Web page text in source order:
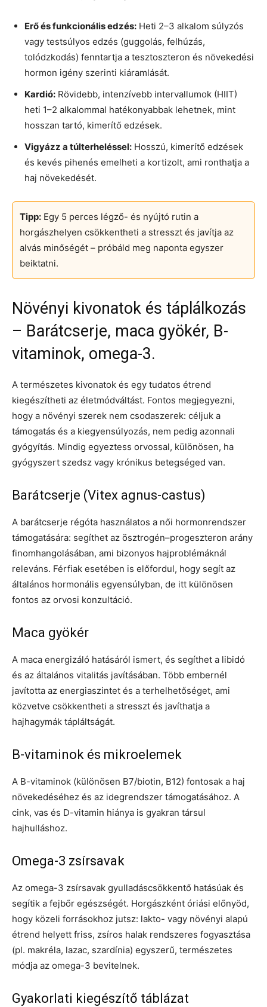
Erő és funkcionális edzés: Heti 2–3 alkalom súlyzós
vagy testsúlyos edzés (guggolás, felhúzás,
tolódzkodás) fenntartja a tesztoszteron és növekedési
hormon igény szerinti kiáramlását.
Kardió: Rövidebb, intenzívebb intervallumok (HIIT)
heti 1–2 alkalommal hatékonyabbak lehetnek, mint
hosszan tartó, kimerítő edzések.
Vigyázz a túlterheléssel: Hosszú, kimerítő edzések
és kevés pihenés emelheti a kortizolt, ami ronthatja a
haj növekedését.
Tipp: Egy 5 perces légző- és nyújtó rutin a
horgászhelyen csökkentheti a stresszt és javítja az
alvás minőségét – próbáld meg naponta egyszer
beiktatni.
Növényi kivonatok és táplálkozás
– Barátcserje, maca gyökér, B-
vitaminok, omega-3.
A természetes kivonatok és egy tudatos étrend
kiegészítheti az életmódváltást. Fontos megjegyezni,
hogy a növényi szerek nem csodaszerek: céljuk a
támogatás és a kiegyensúlyozás, nem pedig azonnali
gyógyítás. Mindig egyeztess orvossal, különösen, ha
gyógyszert szedsz vagy krónikus betegséged van.
Barátcserje (Vitex agnus-castus)
A barátcserje régóta használatos a női hormonrendszer
támogatására: segíthet az ösztrogén–progeszteron arány
finomhangolásában, ami bizonyos hajproblémáknál
releváns. Férfiak esetében is előfordul, hogy segít az
általános hormonális egyensúlyban, de itt különösen
fontos az orvosi konzultáció.
Maca gyökér
A maca energizáló hatásáról ismert, és segíthet a libidó
és az általános vitalitás javításában. Több embernél
javította az energiaszintet és a terhelhetőséget, ami
közvetve csökkentheti a stresszt és javíthatja a
hajhagymák tápláltságát.
B-vitaminok és mikroelemek
A B-vitaminok (különösen B7/biotin, B12) fontosak a haj
növekedéséhez és az idegrendszer támogatásához. A
cink, vas és D-vitamin hiánya is gyakran társul
hajhulláshoz.
Omega-3 zsírsavak
Az omega-3 zsírsavak gyulladáscsökkentő hatásúak és
segítik a fejbőr egészségét. Horgászként óriási előnyöd,
hogy közeli forrásokhoz jutsz: lakto- vagy növényi alapú
étrend helyett friss, zsíros halak rendszeres fogyasztása
(pl. makréla, lazac, szardínia) egyszerű, természetes
módja az omega-3 bevitelnek.
Gyakorlati kiegészítő táblázat